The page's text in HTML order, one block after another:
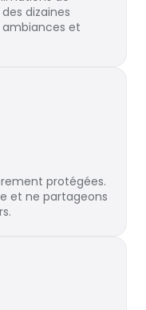
dizaines
ambiances et
protégées.
et ne partageons